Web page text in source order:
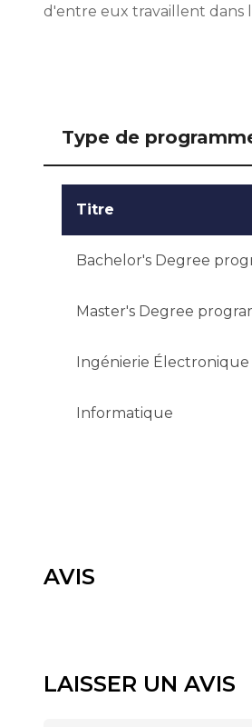
d'entre eux travaillent dans
Type de
Titre
Bachelor's Degree
Master's Degree
Ingénierie Électronique
Informatique
AVIS
LAISSER UN AVIS